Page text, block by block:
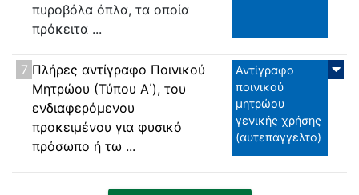
πυροβόλα όπλα, τα οποία
πρόκειτα ...
7 Πλήρες αντίγραφο Ποινικού
Μητρώου (Τύπου Α΄), του
ενδιαφερόμενου
προκειμένου για φυσικό
πρόσωπο ή τω ...
Αντίγραφο
ποινικού
μητρώου
γενικής χρήσης
(αυτεπάγγελτο)